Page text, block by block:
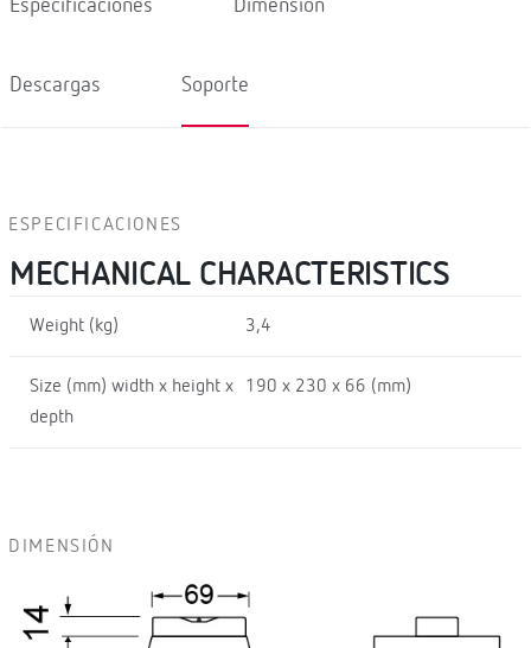
Especificaciones Dimensión
Descargas Soporte
ESPECIFICACIONES
MECHANICAL CHARACTERISTICS
Weight (kg) 3,4
Size (mm) width x height x
depth
190 x 230 x 66 (mm)
DIMENSIÓN